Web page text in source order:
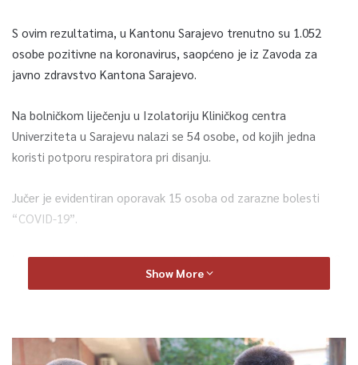
S ovim rezultatima, u Kantonu Sarajevo trenutno su 1.052
osobe pozitivne na koronavirus, saopćeno je iz Zavoda za
javno zdravstvo Kantona Sarajevo.
Na bolničkom liječenju u Izolatoriju Kliničkog centra
Univerziteta u Sarajevu nalazi se 54 osobe, od kojih jedna
koristi potporu respiratora pri disanju.
Jučer je evidentiran oporavak 15 osoba od zarazne bolesti
“COVID-19”.
U samoizolaciji se trenutno nalazi 1.403 osoba na području KS.
Article Rating
Show More